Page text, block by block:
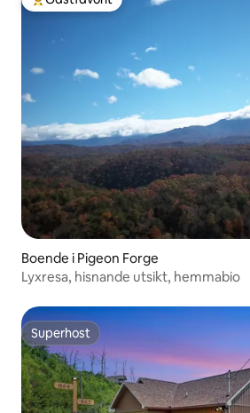
Populär gästfavorit
Boende i Pigeon Forge
Lyxresa, hisnande utsikt, hemmabio
Superhost
Superhost